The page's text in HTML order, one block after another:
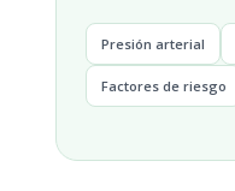
Presión arterial
Factores de riesgo